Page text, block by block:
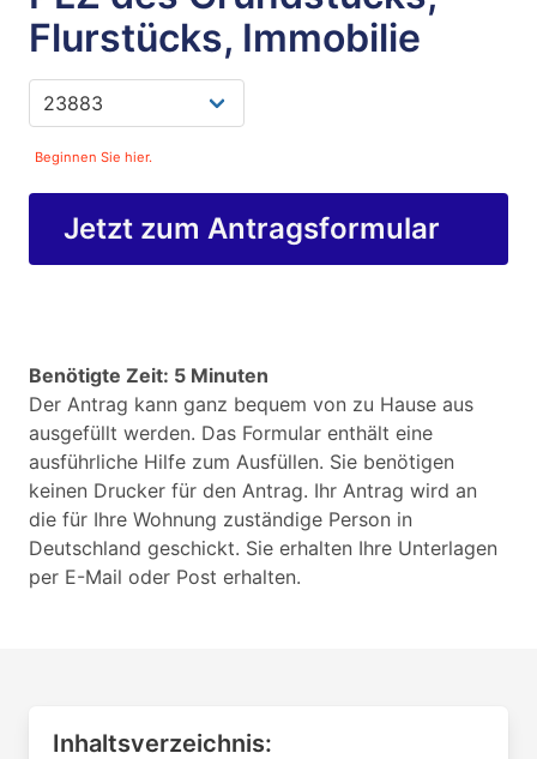
Flurstücks, Immobilie
Beginnen Sie hier.
Jetzt zum Antragsformular
Benötigte Zeit: 5 Minuten
Der Antrag kann ganz bequem von zu Hause aus
ausgefüllt werden. Das Formular enthält eine
ausführliche Hilfe zum Ausfüllen. Sie benötigen
keinen Drucker für den Antrag. Ihr Antrag wird an
die für Ihre Wohnung zuständige Person in
Deutschland geschickt. Sie erhalten Ihre Unterlagen
per E-Mail oder Post erhalten.
Inhaltsverzeichnis: